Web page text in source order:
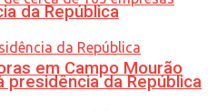
em Campo Mourão
da República
presidência da República